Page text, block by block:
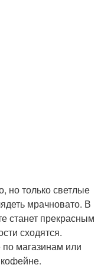
но только светлые
мрачновато. В
станет прекрасным
сходятся.
магазинам или